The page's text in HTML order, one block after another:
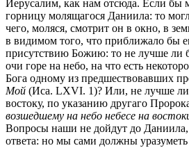
Иерусалим, как нам отсюда. Если бы
горницу молящагося Даниила: то
чего, моляся, смотрит он в окно, в
в видимом того, чтo приближало бы
присутствию Божию: то не лучше ли
очи горе на небо, на что есть
Бога одному из предшествовавших
Мой (Иса. LXVI. 1)? Или, не лучше
востоку, по указанию другаго
возшедшему на небо небесе на
Вопросы наши не дойдут до
ответа: но мы сами должны уразуметь